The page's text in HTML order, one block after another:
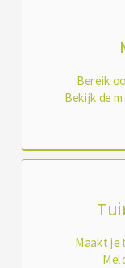
Bereik
Bekijk de
Maakt je